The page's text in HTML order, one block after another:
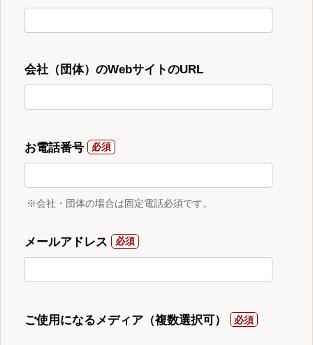
会社（団体）のWebサイトのURL
お電話番号
※会社・団体の場合は固定電話必須です。
メールアドレス
ご使用になるメディア（複数選択可）